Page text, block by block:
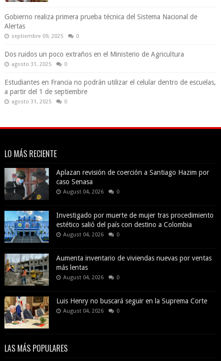
Gobierno realiza primera prueba técnica del Sistema Nacional de
Alertas
septiembre 09, 2025 0
Dos ruidos un poco extraños en el Ministerio de Agricultura
agosto 31, 2025 0
Estudiantes en Francia no podrán utilizar el celular dentro de escuelas,
a partir del 1 de septiembre
agosto 31, 2025 0
LO MÁS RECIENTE
Aplazan revisión de coerción a Santiago Hazim por
caso Senasa
August 04, 2026 0
Investigado por muerte de mujer tras procedimiento
estético salió del país con destino a Colombia
August 04, 2026 0
Aumenta inventario de viviendas nuevas por ventas
más lentas
August 04, 2026 0
Luis Henry no buscará seguir en la Suprema Corte
August 04, 2026 0
LAS MÁS POPULARES